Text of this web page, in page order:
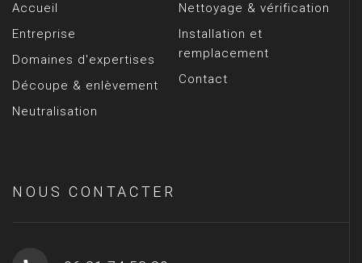
Accueil
Entreprise
Domaines d'expertises
Découpe & enlèvement
Neutralisation
Nettoyage & vérification
Installation et
remplacement
Contact
NOUS CONTACTER